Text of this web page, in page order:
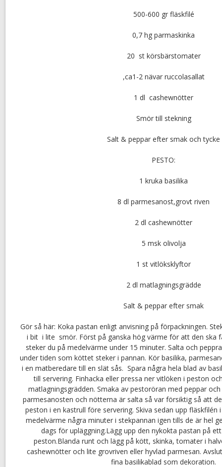
500-600 gr fläskfilé
0,7 hg parmaskinka
20 st körsbärstomater
,ca1-2 nävar ruccolasallat
1 dl cashewnötter
Smör till stekning
Salt & peppar efter smak och tycke
PESTO:
1 kruka basilika
8 dl parmesanost,grovt riven
2 dl cashewnötter
5 msk olivolja
1 st vitlöksklyftor
2 dl matlagningsgrädde
Salt & peppar efter smak
Gör så här: Koka pastan enligt anvisning på förpackningen.
i bit i lite smör. Först på ganska hög värme för att den ska
steker du på medelvärme under 15 minuter. Salta och
under tiden som köttet steker i pannan. Kör basilika,
i en matberedare till en slät sås. Spara några hela blad av
till servering. Finhacka eller pressa ner vitlöken i peston
matlagningsgrädden. Smaka av pestoröran med peppar
parmesanosten och nötterna är salta så var försiktig så att
peston i en kastrull före servering. Skiva sedan upp fläskfilén
medelvärme några minuter i stekpannan igen tills de är hel
dags för upläggning.Lägg upp den nykokta pastan på
peston.Blanda runt och lägg på kött, skinka, tomater i
cashewnötter och lite grovriven eller hyvlad parmesan.
fina basilikablad som dekoration.